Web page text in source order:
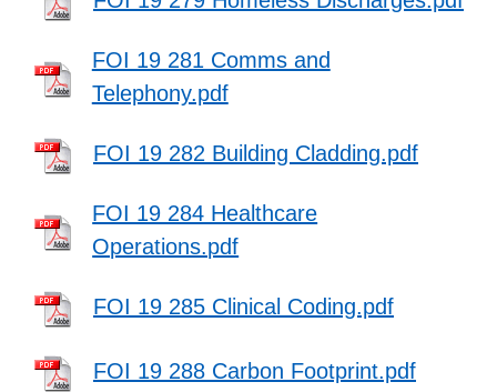
FOI 19 281 Comms and
Telephony.pdf
FOI 19 282 Building Cladding.pdf
FOI 19 284 Healthcare
Operations.pdf
FOI 19 285 Clinical Coding.pdf
FOI 19 288 Carbon Footprint.pdf